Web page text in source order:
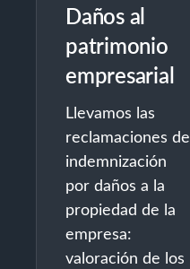
Daños al
patrimonio
empresarial
Llevamos las
reclamaciones de
indemnización
por daños a la
propiedad de la
empresa:
valoración de los